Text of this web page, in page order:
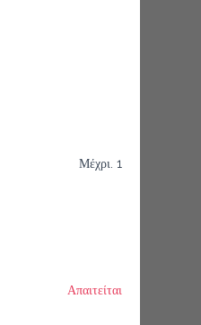
Μέχρι. 1
Απαιτείται